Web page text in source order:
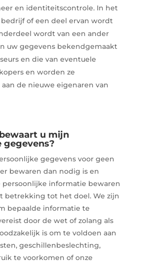
en identiteitscontrole. In het
of een deel ervan wordt
wordt van een ander
uw gegevens bekendgemaakt
en die van eventuele
en worden ze
de nieuwe eigenaren van
u mijn
gegevens?
gegevens voor geen
bewaren dan nodig is en
persoonlijke informatie bewaren
betrekking tot het doel. We zijn
bepaalde informatie te
door de wet of zolang als
is om te voldoen aan
geschillenbeslechting,
te voorkomen of onze